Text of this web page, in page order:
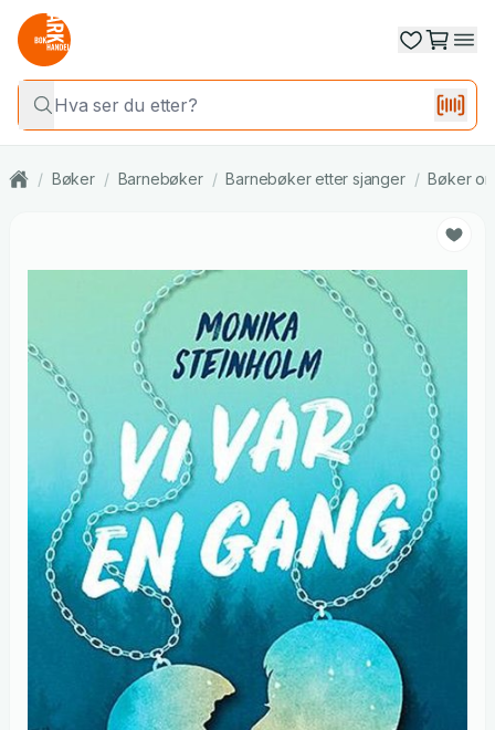
/ Bøker / Barnebøker / Barnebøker etter sjanger / Bøker